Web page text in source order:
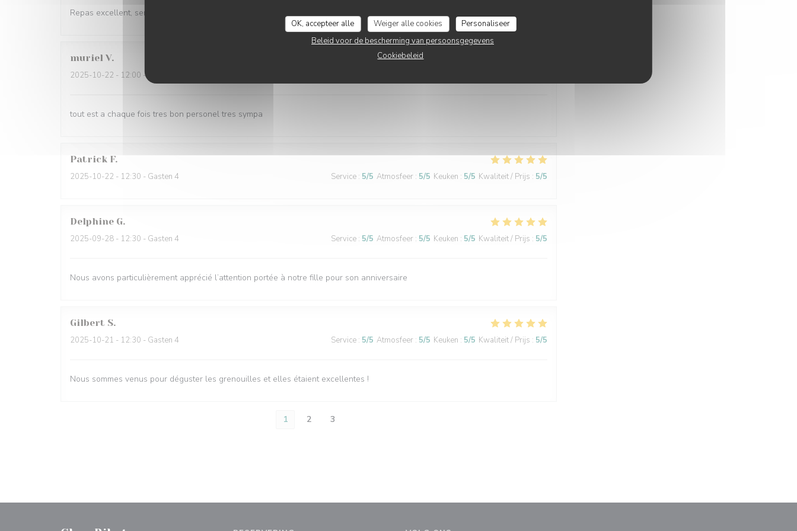
OK, accepteer alle Weiger alle cookies
Personaliseer
Beleid voor de bescherming van persoonsgegevens
Cookiebeleid
Repas excellent, serveuses très gracieuses
muriel V
2025-10-22 - 12:00 - Gasten 5
tout est a chaque fois tres bon personel tres sympa
Patrick F
2025-10-22 - 12:30 - Gasten 4 Service : 5/5 Atmosfeer : 5/5 Keuken : 5/5 Kwaliteit / Prijs : 5/5
Delphine G
2025-09-28 - 12:30 - Gasten 4 Service : 5/5 Atmosfeer : 5/5 Keuken : 5/5 Kwaliteit / Prijs : 5/5
Nous avons particulièrement apprécié l’attention portée à notre fille pour son anniversaire
Gilbert S
2025-10-21 - 12:30 - Gasten 4 Service : 5/5 Atmosfeer : 5/5 Keuken : 5/5 Kwaliteit / Prijs : 5/5
Nous sommes venus pour déguster les grenouilles et elles étaient excellentes !
1 2 3